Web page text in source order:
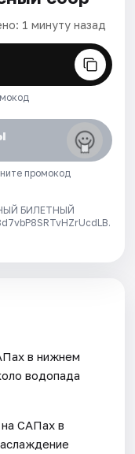
1 минуту назад
промокод
БИЛЕТНЫЙ
в нижнем
водопада
САПах в